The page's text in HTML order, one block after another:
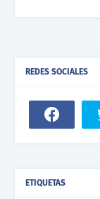
REDES SOCIALES
ETIQUETAS